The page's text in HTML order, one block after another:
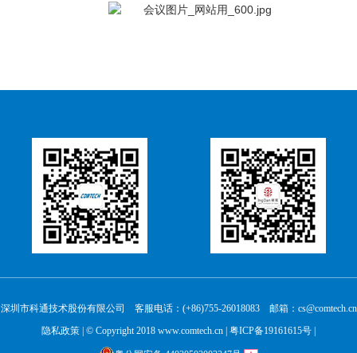
深圳市科通技术股份有限公司 客服电话：(+86)755-26018083 邮箱：cs@comtech.cn
隐私政策 | © Copyright 2018 www.comtech.cn | 粤ICP备19161615号